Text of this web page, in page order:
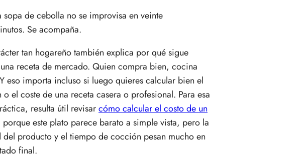
sopa de cebolla no se improvisa en veinte
Se acompaña.
tan hogareño también explica por qué sigue
receta de mercado. Quien compra bien, cocina
eso importa incluso si luego quieres calcular bien el
o el coste de una receta casera o profesional. Para esa
resulta útil revisarcómo calcular el costo de un
porque este plato parece barato a simple vista, pero la
producto y el tiempo de cocción pesan mucho en
final.